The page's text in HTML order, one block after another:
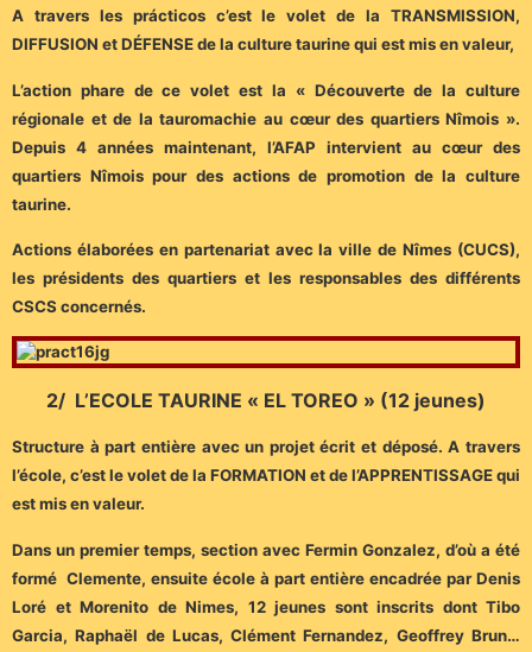
A travers les prácticos c’est le volet de la TRANSMISSION,
DIFFUSION et DÉFENSE de la culture taurine qui est mis en valeur,
L’action phare de ce volet est la « Découverte de la culture
régionale et de la tauromachie au cœur des quartiers Nîmois ».
Depuis 4 années maintenant, l’AFAP intervient au cœur des
quartiers Nîmois pour des actions de promotion de la culture
taurine.
Actions élaborées en partenariat avec la ville de Nîmes (CUCS),
les présidents des quartiers et les responsables des différents
CSCS concernés.
2/ L’ECOLE TAURINE « EL TOREO » (12 jeunes)
Structure à part entière avec un projet écrit et déposé. A travers
l’école, c’est le volet de la FORMATION et de l’APPRENTISSAGE qui
est mis en valeur.
Dans un premier temps, section avec Fermin Gonzalez, d’où a été
formé Clemente, ensuite école à part entière encadrée par Denis
Loré et Morenito de Nimes, 12 jeunes sont inscrits dont Tibo
Garcia, Raphaël de Lucas, Clément Fernandez, Geoffrey Brun…